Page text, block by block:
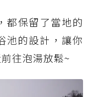
都保留了當地的
池的設計，讓你
往泡湯放鬆~